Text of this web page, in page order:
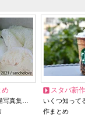
め
写真集…
スタバ新
いくつ知っ
作まとめ